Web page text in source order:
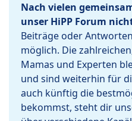
Nach vielen
unser HiPP Forum
Beiträge oder
möglich. Die
Mamas und Experten
und sind weiterhin für
auch künftig die
bekommst, steht dir